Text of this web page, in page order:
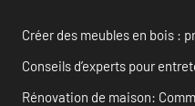
Créer des meubles en bois :
Conseils d’experts pour
Rénovation de maison: